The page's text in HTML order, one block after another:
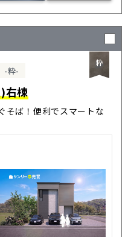
-粋-
右棟
そば！便利でスマートな